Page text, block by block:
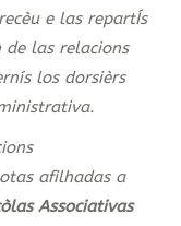
e las repartÍs
de las relacions
los dorsièrs
afilhadas a
Associativas